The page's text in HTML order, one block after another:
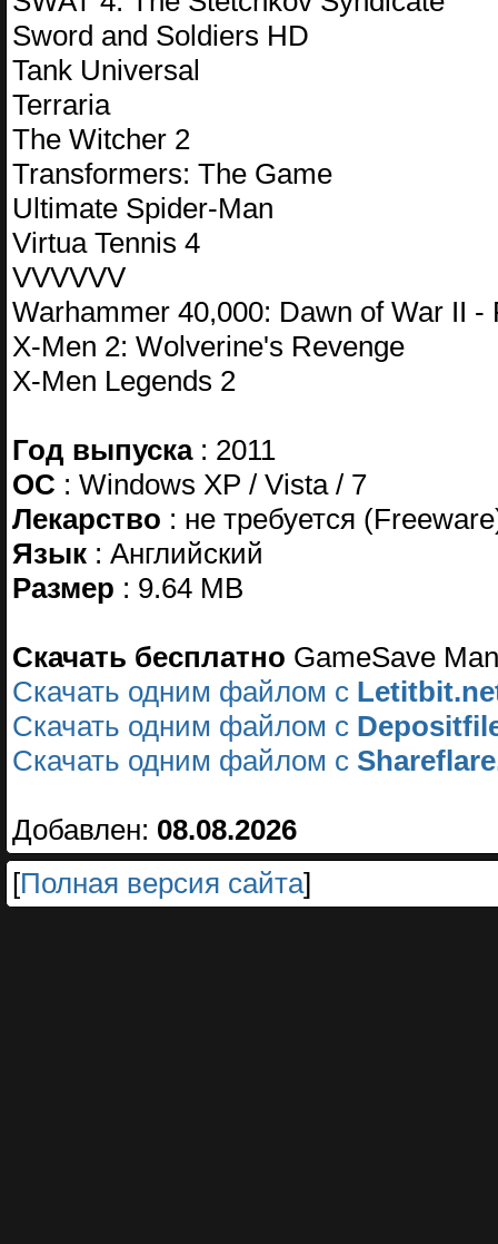
Sword and Soldiers HD
Tank Universal
Terraria
The Witcher 2
Transformers: The Game
Ultimate Spider-Man
Virtua Tennis 4
VVVVVV
Warhammer 40,000: Dawn of War II -
X-Men 2: Wolverine's Revenge
X-Men Legends 2
Год выпуска: 2011
ОС : Windows XP / Vista / 7
Лекарство : не требуется
Язык : Английский
Размер : 9.64 MB
Cкачать бесплатно GameSave
Скачать одним файлом с
Скачать одним файлом с
Скачать одним файлом с
Добавлен: 08.08.2026
[Полная версия сайта]